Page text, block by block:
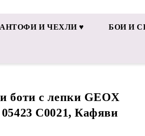
И ЧЕХЛИ ♥ БОИ И
боти с лепки GEOX
C0021, Кафяви